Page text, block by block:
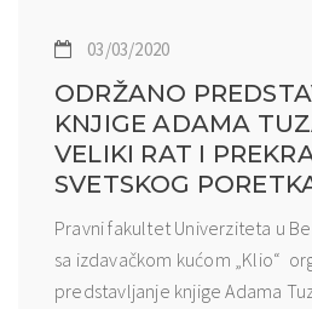
03/03/2020
ODRŽANO
KNJIGE ADAMA
VELIKI RAT I
SVETSKOG
Pravni fakultet Univerziteta u
sa izdavačkom kućom „Klio“
predstavljanje knjige Adama